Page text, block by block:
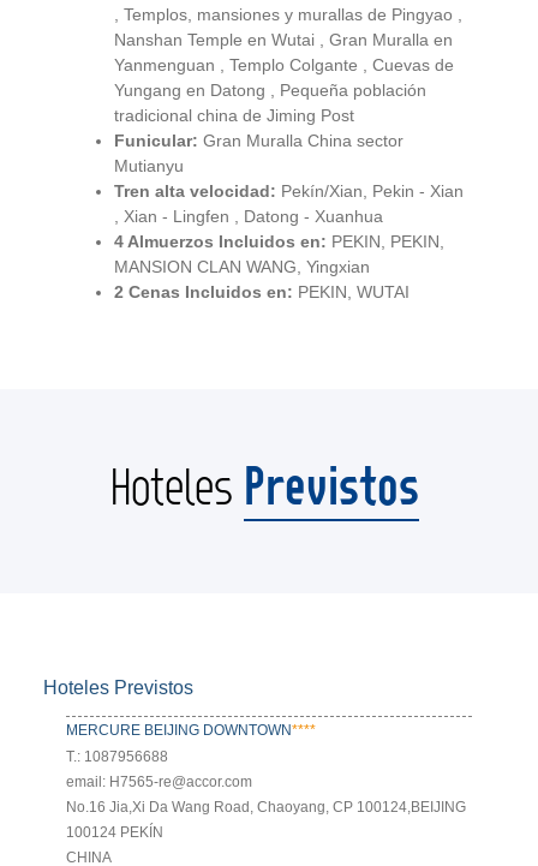
, Templos, mansiones y murallas de Pingyao ,
Nanshan Temple en Wutai , Gran Muralla en
Yanmenguan , Templo Colgante , Cuevas de
Yungang en Datong , Pequeña población
tradicional china de Jiming Post
Funicular: Gran Muralla China sector
Mutianyu
Tren alta velocidad: Pekín/Xian, Pekin - Xian
, Xian - Lingfen , Datong - Xuanhua
4 Almuerzos Incluidos en: PEKIN, PEKIN,
MANSION CLAN WANG, Yingxian
2 Cenas Incluidos en: PEKIN, WUTAI
Hoteles Previstos
Hoteles Previstos
MERCURE BEIJING DOWNTOWN****
Т.: 1087956688
email: H7565-re@accor.com
No.16 Jia,Xi Da Wang Road, Chaoyang, CP 100124,BEIJING
100124 PEKÍN
CHINA